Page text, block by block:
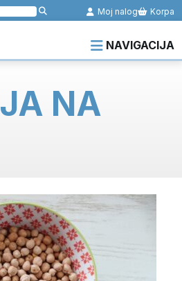
Moj nalog Korpa
NAVIGACIJA
NA